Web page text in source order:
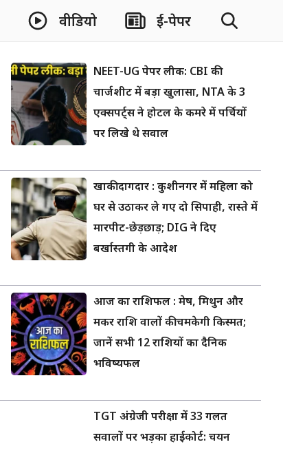
वीडियो ई-पेपर
NEET-UG पेपर लीक: CBI की
चार्जशीट में बड़ा खुलासा, NTA के 3
एक्सपर्ट्स ने होटल के कमरे में पर्चियों
पर लिखे थे सवाल
खाकी दागदार : कुशीनगर में महिला को
घर से उठाकर ले गए दो सिपाही, रास्ते में
मारपीट-छेड़छाड़; DIG ने दिए
बर्खास्तगी के आदेश
आज का राशिफल : मेष, मिथुन और
मकर राशि वालों की चमकेगी किस्मत;
जानें सभी 12 राशियों का दैनिक
भविष्यफल
TGT अंग्रेजी परीक्षा में 33 गलत
सवालों पर भड़का हाईकोर्ट: चयन